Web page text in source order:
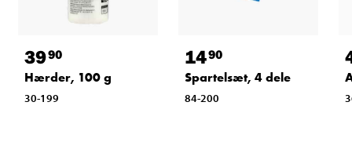
3990
Hærder, 100 g
30-199
1490
Spartelsæt, 4 dele
84-200